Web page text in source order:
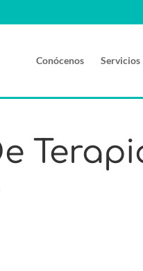
Conócenos Servicios